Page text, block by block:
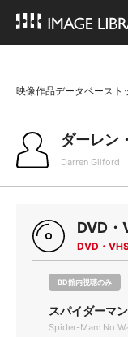
映像作品データベースト
ダーレン
Darren Gilford
DVD・
DVD・
BD館内視聴のみ
スパイダーマ
Spider-Man: No